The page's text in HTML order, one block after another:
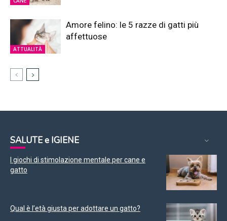
ATTUALITÀ
Amore felino: le 5 razze di gatti più
affettuose
SALUTE e IGIENE
I giochi di stimolazione mentale per cane e
gatto
Qual è l’età giusta per adottare un gatto?